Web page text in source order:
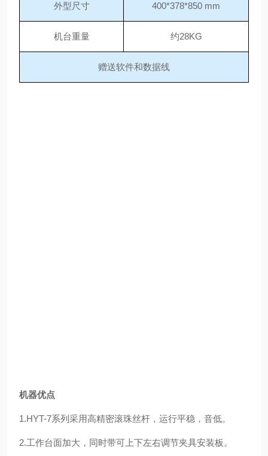
外型尺寸 400*378*850 mm
机台重量 约28KG
赠送软件和数据线
机器优点
1.HYT-7系列采用高精密滚珠丝杆，运行平稳，音低。
2.工作台面加大，同时带可上下左右调节夹具安装板。